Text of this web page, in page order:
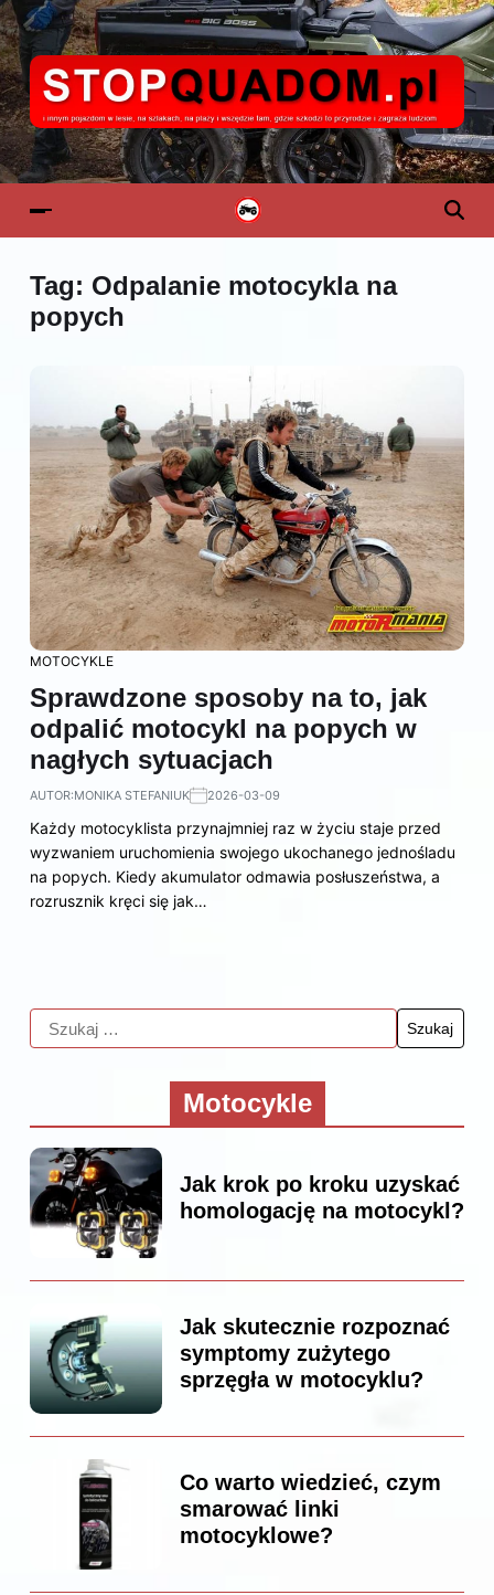
Tag: Odpalanie motocykla na
popych
MOTOCYKLE
Sprawdzone sposoby na to, jak
odpalić motocykl na popych w
nagłych sytuacjach
AUTOR:MONIKA STEFANIUK 2026-03-09
Każdy motocyklista przynajmniej raz w życiu staje przed
wyzwaniem uruchomienia swojego ukochanego jednośladu
na popych. Kiedy akumulator odmawia posłuszeństwa, a
rozrusznik kręci się jak…
Motocykle
Jak krok po kroku uzyskać
homologację na motocykl?
Jak skutecznie rozpoznać
symptomy zużytego
sprzęgła w motocyklu?
Co warto wiedzieć, czym
smarować linki
motocyklowe?